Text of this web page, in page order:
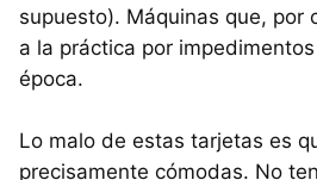
supuesto). Máquinas que, por
a la práctica por
época.
Lo malo de estas tarjetas es
precisamente cómodas. No